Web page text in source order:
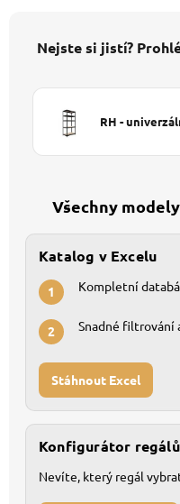
Nejste si jistí?
RH -
Všechny
Katalog v Excelu
1 Kompletní
2 Snadné filtrování
Stáhnout Excel
Konfigurátor regálů
Nevíte, který regál